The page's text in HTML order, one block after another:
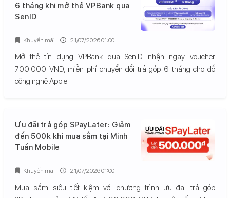
6 tháng khi mở thẻ VPBank qua
SenID
Mở thẻ tín dụng VPBank qua SenID nhận ngay voucher
700.000 VND, miễn phí chuyển đổi trả góp 6 tháng cho đồ
công nghệ Apple.
Khuyến mãi 21/07/2026 01:00
Ưu đãi trả góp SPayLater: Giảm
đến 500k khi mua sắm tại Minh
Tuấn Mobile
Mua sắm siêu tiết kiệm với chương trình ưu đãi trả góp
Khuyến mãi 21/07/2026 01:00